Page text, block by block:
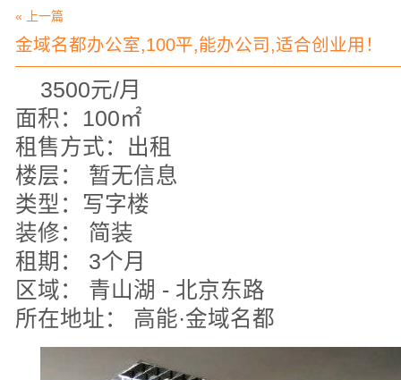
« 上一篇
金域名都办公室,100平,能办公司,适合创业用！
3500元/月
面积：100㎡
租售方式：出租
楼层： 暂无信息
类型：写字楼
装修： 简装
租期： 3个月
区域： 青山湖 - 北京东路
所在地址： 高能·金域名都